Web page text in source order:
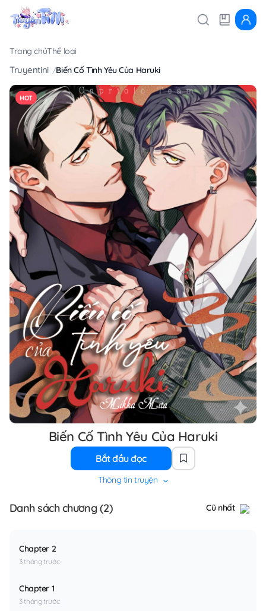
Trang chủThể loại
Truyentini Biến Cố Tình Yêu Của Haruki
HOT
Biến Cố Tình Yêu Của Haruki
Bắt đầu đọc
Thông tin truyện
Danh sách chương (2) Cũ nhất
Chapter 2
3 tháng trước
Chapter 1
3 tháng trước